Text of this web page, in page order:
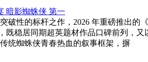
暗影蜘蛛侠 第一
破性的标杆之作，2026 年重磅推出
既稳居同期超英题材作品口碑前列，
统蜘蛛侠青春热血的叙事框架，摒